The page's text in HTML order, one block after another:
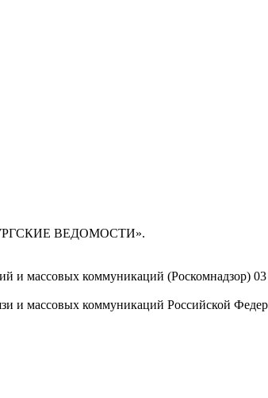
ВЕДОМОСТИ».
и массовых коммуникаций (Роскомнадзор) 03
и массовых коммуникаций Российской